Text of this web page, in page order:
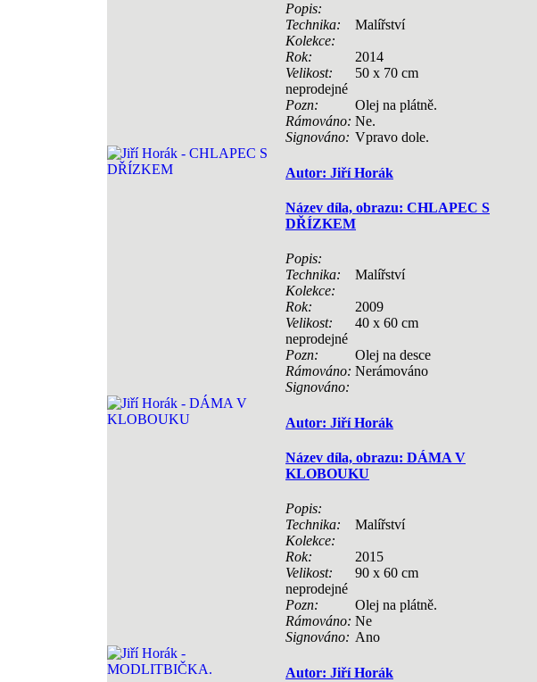
Popis:
Technika:
Malířství
Kolekce:
Rok:
2014
Velikost:
50 x 70 cm
neprodejné
Pozn:
Olej na plátně.
Rámováno: Ne.
Signováno: Vpravo dole.
Autor: Jiří Horák
Název díla, obrazu: CHLAPEC S
DŘÍZKEM
Popis:
Technika:
Malířství
Kolekce:
Rok:
2009
Velikost:
40 x 60 cm
neprodejné
Pozn:
Olej na desce
Rámováno: Nerámováno
Signováno:
Autor: Jiří Horák
Název díla, obrazu: DÁMA V
KLOBOUKU
Popis:
Technika:
Malířství
Kolekce:
Rok:
2015
Velikost:
90 x 60 cm
neprodejné
Pozn:
Olej na plátně.
Rámováno: Ne
Signováno: Ano
Autor: Jiří Horák